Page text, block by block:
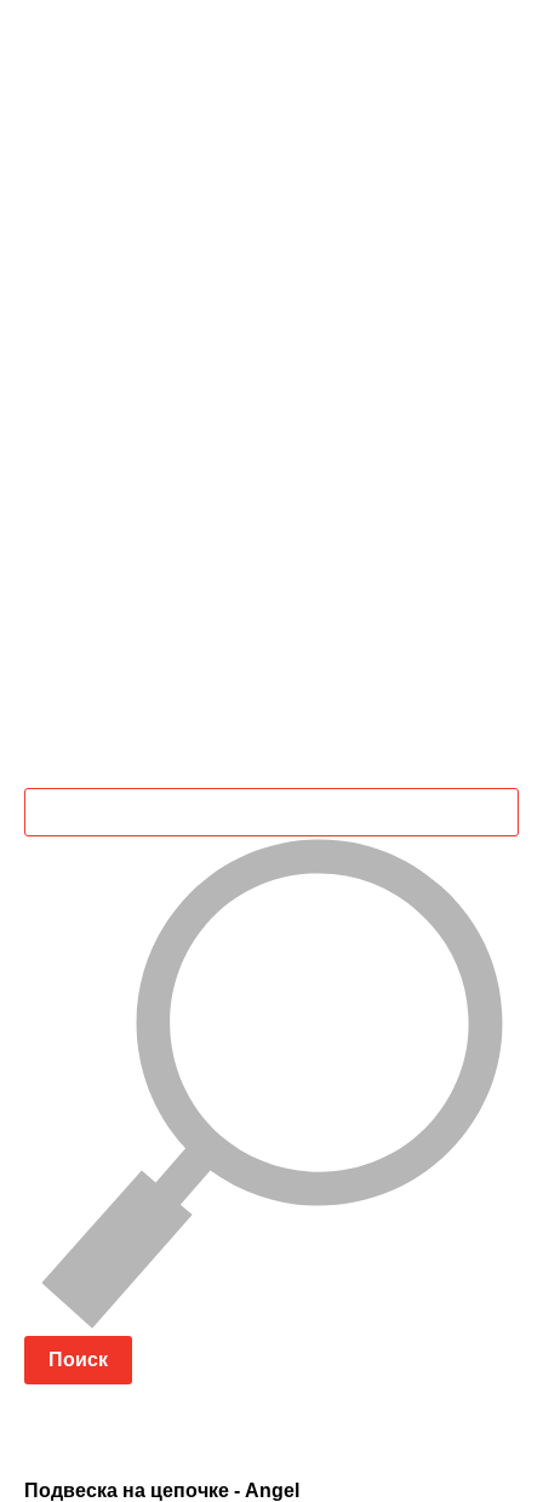
Поиск
Подвеска на цепочке - Angel